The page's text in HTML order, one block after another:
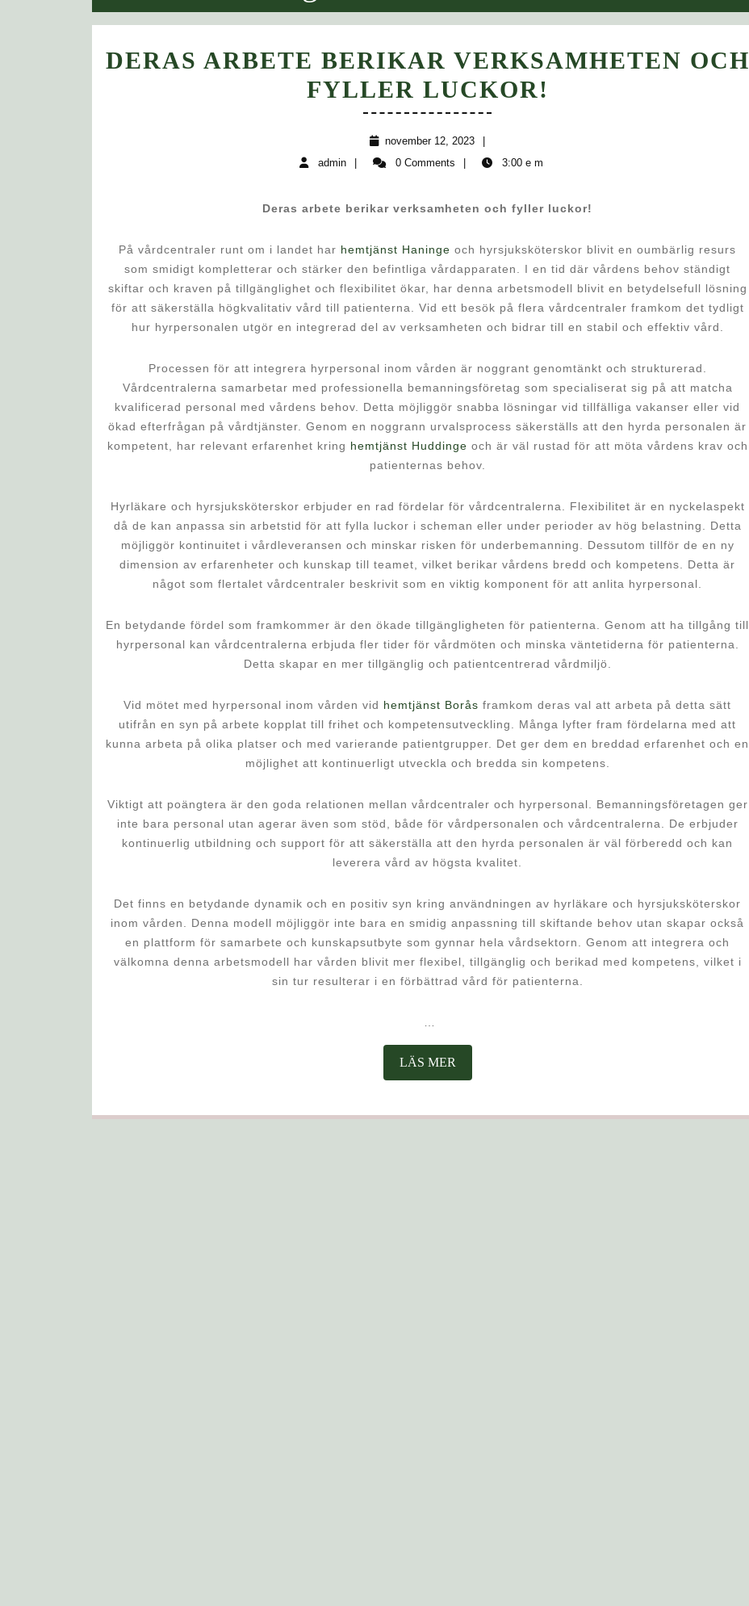
DERAS ARBETE BERIKAR VERKSAMHETEN OCH
FYLLER LUCKOR!
OCH
LUCKOR!
november 12, 2023
november
12,
2023
admin admin0 Comments 3:00 e m
Deras arbete berikar verksamheten och fyller luckor!
På vårdcentraler runt om i landet har hemtjänst Haninge och hyrsjuksköterskor blivit en oumbärlig resurs
som smidigt kompletterar och stärker den befintliga vårdapparaten. I en tid där vårdens behov ständigt
skiftar och kraven på tillgänglighet och flexibilitet ökar, har denna arbetsmodell blivit en betydelsefull lösning
för att säkerställa högkvalitativ vård till patienterna. Vid ett besök på flera vårdcentraler framkom det tydligt
hur hyrpersonalen utgör en integrerad del av verksamheten och bidrar till en stabil och effektiv vård.
Processen för att integrera hyrpersonal inom vården är noggrant genomtänkt och strukturerad.
Vårdcentralerna samarbetar med professionella bemanningsföretag som specialiserat sig på att matcha
kvalificerad personal med vårdens behov. Detta möjliggör snabba lösningar vid tillfälliga vakanser eller vid
ökad efterfrågan på vårdtjänster. Genom en noggrann urvalsprocess säkerställs att den hyrda personalen är
kompetent, har relevant erfarenhet kring hemtjänst Huddinge och är väl rustad för att möta vårdens krav och
patienternas behov.
Hyrläkare och hyrsjuksköterskor erbjuder en rad fördelar för vårdcentralerna. Flexibilitet är en nyckelaspekt
då de kan anpassa sin arbetstid för att fylla luckor i scheman eller under perioder av hög belastning. Detta
möjliggör kontinuitet i vårdleveransen och minskar risken för underbemanning. Dessutom tillför de en ny
dimension av erfarenheter och kunskap till teamet, vilket berikar vårdens bredd och kompetens. Detta är
något som flertalet vårdcentraler beskrivit som en viktig komponent för att anlita hyrpersonal.
En betydande fördel som framkommer är den ökade tillgängligheten för patienterna. Genom att ha tillgång till
hyrpersonal kan vårdcentralerna erbjuda fler tider för vårdmöten och minska väntetiderna för patienterna.
Detta skapar en mer tillgänglig och patientcentrerad vårdmiljö.
Vid mötet med hyrpersonal inom vården vid hemtjänst Borås framkom deras val att arbeta på detta sätt
utifrån en syn på arbete kopplat till frihet och kompetensutveckling. Många lyfter fram fördelarna med att
kunna arbeta på olika platser och med varierande patientgrupper. Det ger dem en breddad erfarenhet och en
möjlighet att kontinuerligt utveckla och bredda sin kompetens.
Viktigt att poängtera är den goda relationen mellan vårdcentraler och hyrpersonal. Bemanningsföretagen ger
inte bara personal utan agerar även som stöd, både för vårdpersonalen och vårdcentralerna. De erbjuder
kontinuerlig utbildning och support för att säkerställa att den hyrda personalen är väl förberedd och kan
leverera vård av högsta kvalitet.
Det finns en betydande dynamik och en positiv syn kring användningen av hyrläkare och hyrsjuksköterskor
inom vården. Denna modell möjliggör inte bara en smidig anpassning till skiftande behov utan skapar också
en plattform för samarbete och kunskapsutbyte som gynnar hela vårdsektorn. Genom att integrera och
välkomna denna arbetsmodell har vården blivit mer flexibel, tillgänglig och berikad med kompetens, vilket i
sin tur resulterar i en förbättrad vård för patienterna.
LÄS MER
MER